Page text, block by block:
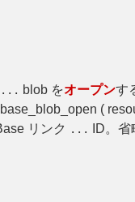
... blob をオープンす
(
リンク ... ID。